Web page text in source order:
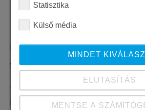
Kapcsolat
Megrendelések, ajánlatok és
SW Umwelttechnik Magyarország Kft.
+36 24 620401
Hé-Csü: 7:30-16:00 óráig Pé: 7:30-
Statisztika
Külső média
MINDET
ELUTASÍTÁS
MENTSE A